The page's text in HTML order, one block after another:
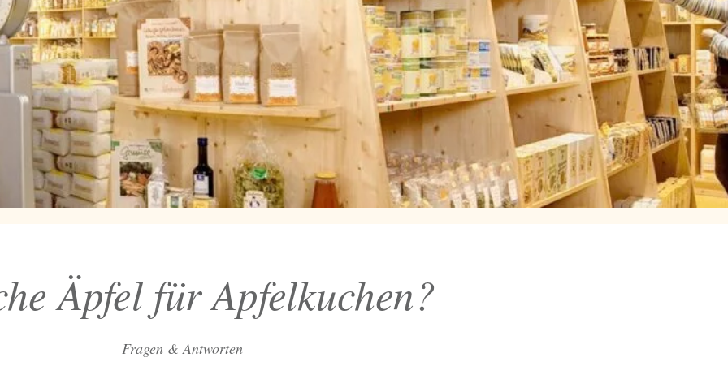
Äpfel für Apfelkuchen?
Fragen & Antworten